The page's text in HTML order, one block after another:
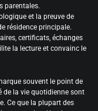
parentales.
et la preuve de
résidence principale.
certificats, échanges
la lecture et convainc le
souvent le point de
de la vie quotidienne sont
Ce que la plupart des